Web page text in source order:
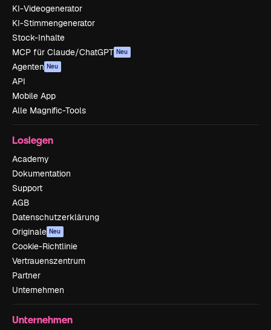
KI-Videogenerator
KI-Stimmengenerator
Stock-Inhalte
MCP für Claude/ChatGPT Neu
Agenten Neu
API
Mobile App
Alle Magnific-Tools
Loslegen
Academy
Dokumentation
Support
AGB
Datenschutzerklärung
Originale Neu
Cookie-Richtlinie
Vertrauenszentrum
Partner
Unternehmen
Unternehmen